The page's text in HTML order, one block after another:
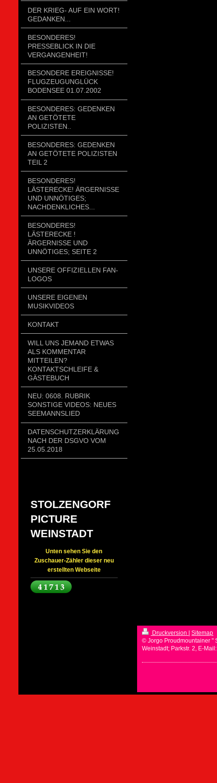
DER KRIEG- AUF EIN WORT!
GEDANKEN...
BESONDERES!
PRESSEBLICK IN DIE
VERGANGENHEIT!
BESONDERE EREIGNISSE!
FLUGZEUGUNGLÜCK
BODENSEE 01.07.2002
BESONDERES: GEDENKEN
AN GETÖTETE
POLIZISTEN..
BESONDERES: GEDENKEN
AN GETÖTETE POLIZISTEN
TEIL 2
BESONDERES!
LÄSTERECKE! ÄRGERNISSE
UND UNNÖTIGES;
NACHDENKLICHES...
BESONDERES!
LÄSTERECKE !
ÄRGERNISSE UND
UNNÖTIGES; SEITE 2
UNSERE OFFIZIELLEN FAN-
LOGOS
UNSERE EIGENEN
MUSIKVIDEOS
KONTAKT
WILL UNS JEMAND ETWAS
ALS KOMMENTAR
MITTEILEN?
KONTAKTSCHLEIFE &
GÄSTEBUCH
NEU: 0608. RUBRIK
SONSTIGE VIDEOS: NEUES
SEEMANNSLIED
DATENSCHUTZERKLÄRUNG
NACH DER DSGVO VOM
25.05.2018
STOLZENGORF
PICTURE
WEINSTADT
Unten sehen Sie den
Zuschauer-Zähler dieser neu
erstellten Webseite
Druckversion
Sitemap
© Jorgo Proudmountainer "
Weinstadt; Parkstr. 2, E-